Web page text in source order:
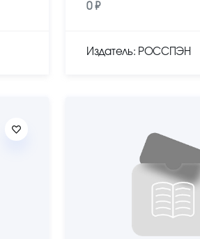
0 ₽
Издатель: РОССПЭН